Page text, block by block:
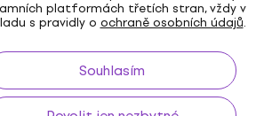
platformách třetích stran, vždy v
s pravidly o ochraně osobních údajů.
Souhlasím